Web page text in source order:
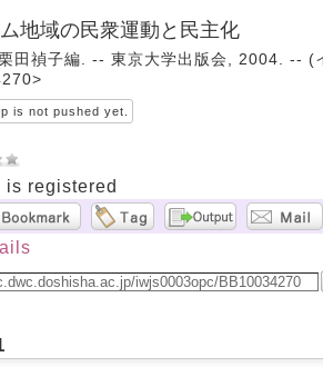
地域の民衆運動と民主化
田禎子編. -- 東京大学出版会, 2004. -- (
is not pushed yet.
is registered